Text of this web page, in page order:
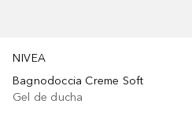
NIVEA
Bagnodoccia Creme Soft
Gel de ducha